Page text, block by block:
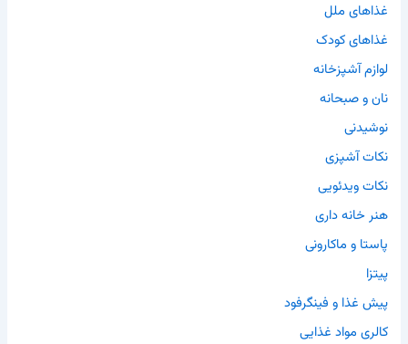
غذاهای ملل
غذاهای کودک
لوازم آشپزخانه
نان و صبحانه
نوشیدنی
نکات آشپزی
نکات ویدئویی
هنر خانه داری
پاستا و ماکارونی
پیتزا
پیش غذا و فینگرفود
کالری مواد غذایی